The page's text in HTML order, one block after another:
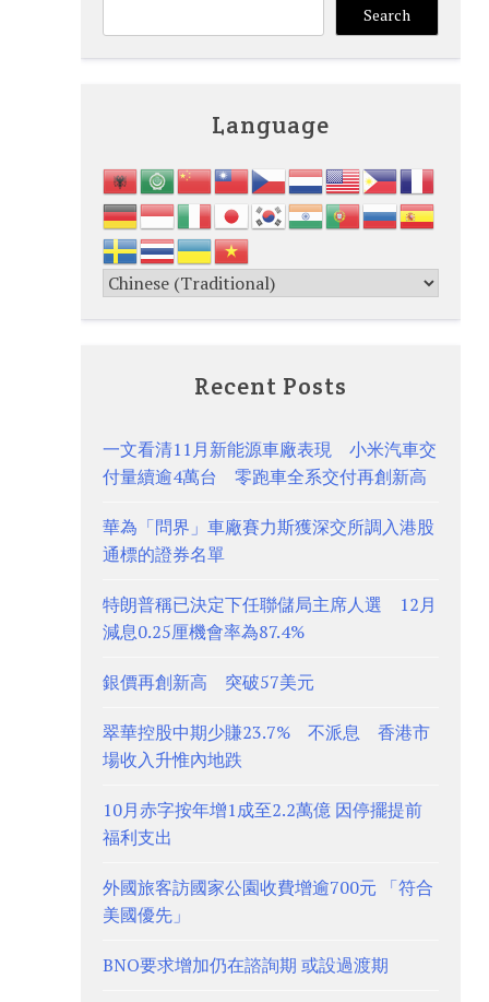
Search
Language
Recent Posts
一文看清11月新能源車廠表現 小米汽車交
付量續逾4萬台 零跑車全系交付再創新高
華為「問界」車廠賽力斯獲深交所調入港股
通標的證券名單
特朗普稱已決定下任聯儲局主席人選 12月
減息0.25厘機會率為87.4%
銀價再創新高 突破57美元
翠華控股中期少賺23.7% 不派息 香港市
場收入升惟內地跌
10月赤字按年增1成至2.2萬億 因停擺提前
福利支出
外國旅客訪國家公園收費增逾700元 「符合
美國優先」
BNO要求增加仍在諮詢期 或設過渡期